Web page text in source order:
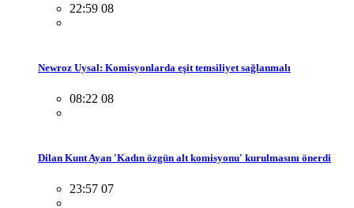
22:59 08
Newroz Uysal: Komisyonlarda eşit temsiliyet sağlanmalı
08:22 08
Dilan Kunt Ayan 'Kadın özgün alt komisyonu' kurulmasını önerdi
23:57 07